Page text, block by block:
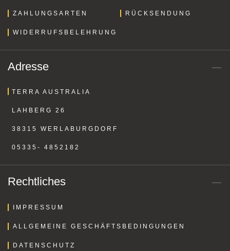
ZAHLUNGSARTEN RÜCKSENDUNG
WIDERRUFSBELEHRUNG
Adresse
TERRA AUSTRALIA
LAHBERG 26
38315 WERLABURGDORF
05335- 4852182
Rechtliches
IMPRESSUM
ALLGEMEINE GESCHÄFTSBEDINGUNGEN
DATENSCHUTZ